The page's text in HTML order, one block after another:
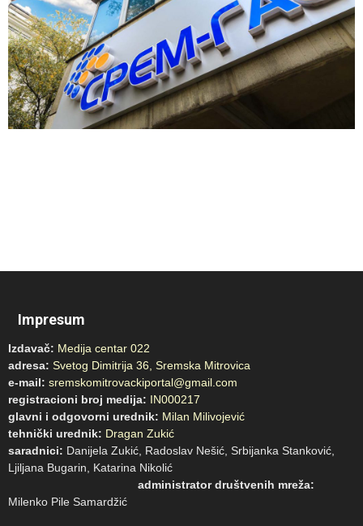
Impresum
Izdavač: Medija centar 022
adresa: Svetog Dimitrija 36, Sremska Mitrovica
e-mail: sremskomitrovackiportal@gmail.com
registracioni broj medija: IN000217
glavni i odgovorni urednik: Milan Milivojević
tehnički urednik: Dragan Zukić
saradnici: Danijela Zukić, Radoslav Nešić, Srbijanka Stanković,
Ljiljana Bugarin, Katarina Nikolić
administrator društvenih mreža:
Milenko Pile Samardžić